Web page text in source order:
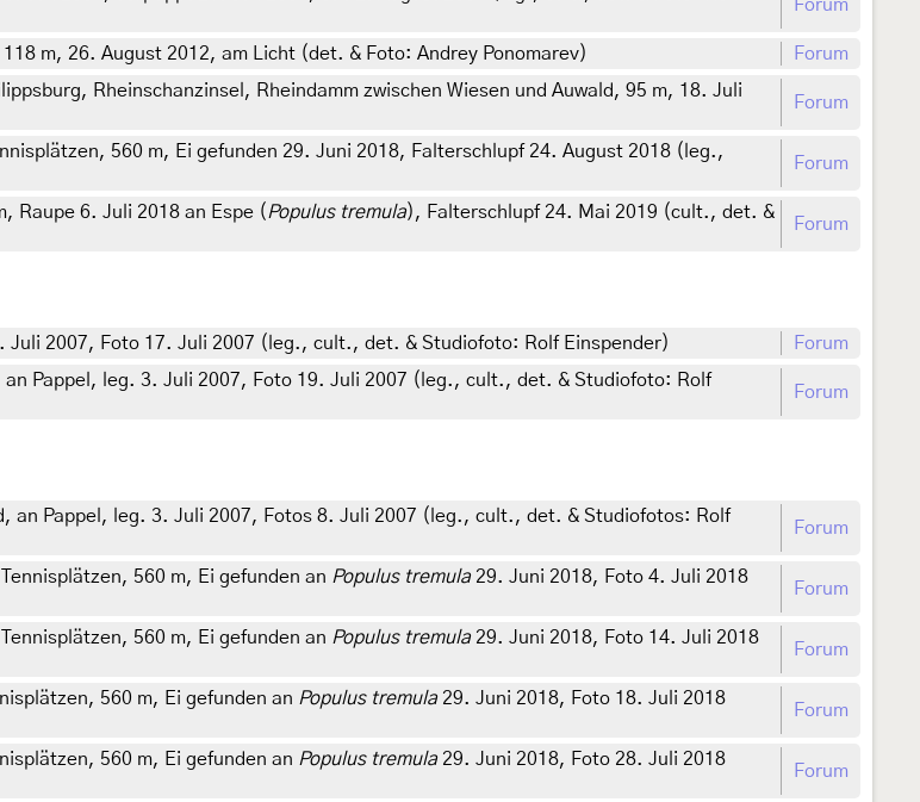
Forum
m, 26. August 2012, am Licht (det. & Foto: Andrey Ponomarev)
Forum
Rheinschanzinsel, Rheindamm zwischen Wiesen und Auwald, 95 m, 18. Juli
Forum
560 m, Ei gefunden 29. Juni 2018, Falterschlupf 24. August 2018 (leg.,
Forum
Raupe 6. Juli 2018 an Espe ( Populus tremula), Falterschlupf 24. Mai 2019 (cult., det. &
Forum
2007, Foto 17. Juli 2007 (leg., cult., det. & Studiofoto: Rolf Einspender)
Forum
Pappel, leg. 3. Juli 2007, Foto 19. Juli 2007 (leg., cult., det. & Studiofoto: Rolf
Forum
an Pappel, leg. 3. Juli 2007, Fotos 8. Juli 2007 (leg., cult., det. & Studiofotos: Rolf
Forum
560 m, Ei gefunden an Populus tremula29. Juni 2018, Foto 4. Juli 2018
Forum
560 m, Ei gefunden an Populus tremula29. Juni 2018, Foto 14. Juli 2018
Forum
560 m, Ei gefunden an Populus tremula29. Juni 2018, Foto 18. Juli 2018
Forum
560 m, Ei gefunden an Populus tremula29. Juni 2018, Foto 28. Juli 2018
Forum